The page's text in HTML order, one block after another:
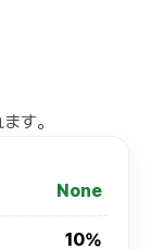
す。
None
10%